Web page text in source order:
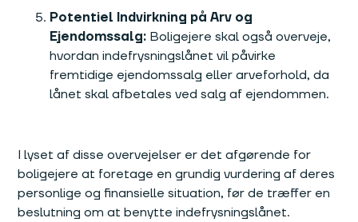
Potentiel Indvirkning på Arv og
Ejendomssalg: Boligejere skal også overveje,
hvordan indefrysningslånet vil påvirke
fremtidige ejendomssalg eller arveforhold, da
lånet skal afbetales ved salg af ejendommen.
I lyset af disse overvejelser er det afgørende for
boligejere at foretage en grundig vurdering af deres
personlige og finansielle situation, før de træffer en
beslutning om at benytte indefrysningslånet.